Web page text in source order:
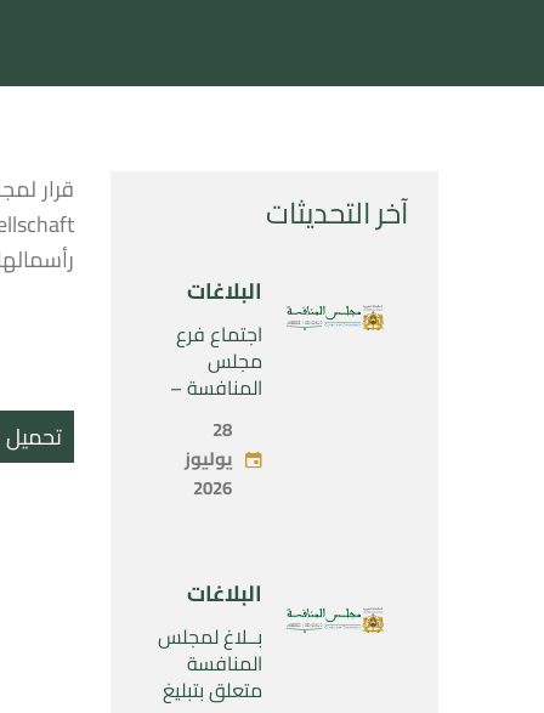
آخر التحديثات
البلاغات
اجتماع فرع
مجلس
المنافسة –
2026
28
يوليوز
2026
البلاغات
بــلاغ لمجلس
المنافسة
متعلق بتبليغ
تحميل